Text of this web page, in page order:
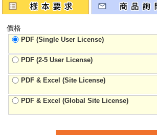
價格
PDF (Single User License)
PDF (2-5 User License)
PDF & Excel (Site License)
PDF & Excel (Global Site License)